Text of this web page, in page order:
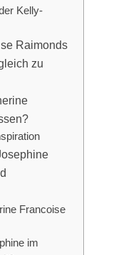
Kelly-
Raimonds
zu
Francoise
im